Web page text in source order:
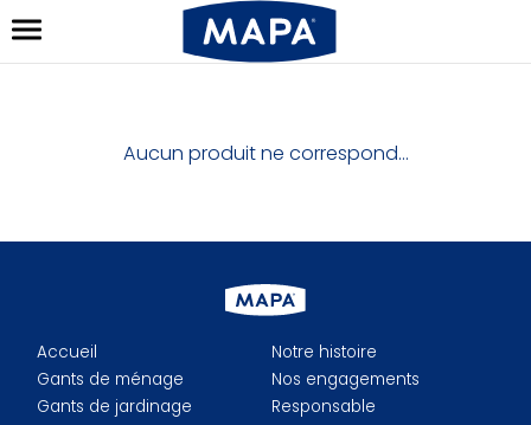
Aucun produit ne correspond…
Accueil
Gants de ménage
Gants de jardinage
Notre histoire
Nos engagements
Responsable